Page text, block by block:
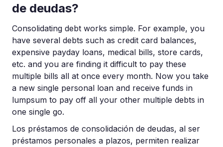
de deudas?
Consolidating debt works simple. For example, you
have several debts such as credit card balances,
expensive payday loans, medical bills, store cards,
etc. and you are finding it difficult to pay these
multiple bills all at once every month. Now you take
a new single personal loan and receive funds in
lumpsum to pay off all your other multiple debts in
one single go.
Los préstamos de consolidación de deudas, al ser
préstamos personales a plazos, permiten realizar